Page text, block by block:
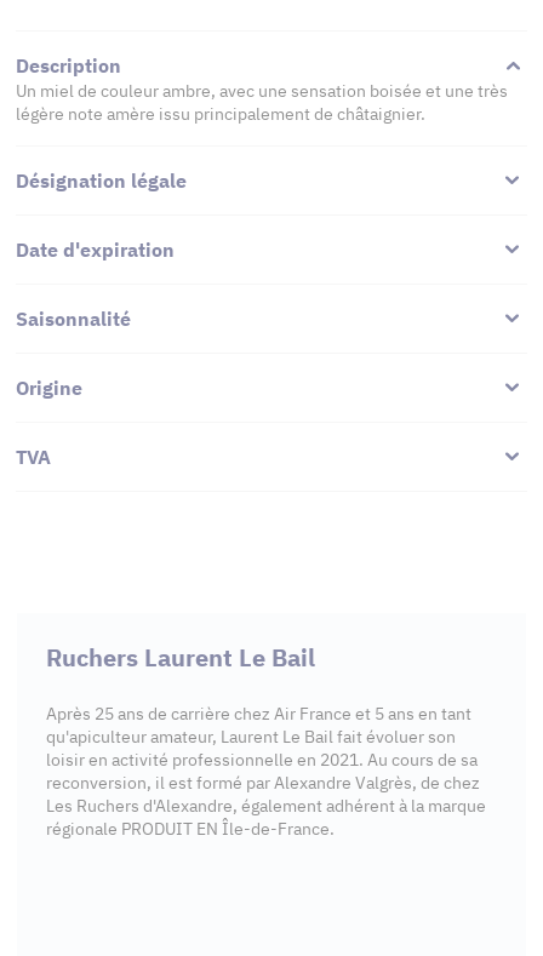
Description
Un miel de couleur ambre, avec une sensation boisée et une très
légère note amère issu principalement de châtaignier.
Désignation légale
Date d'expiration
Saisonnalité
Origine
TVA
Ruchers Laurent Le Bail
Après 25 ans de carrière chez Air France et 5 ans en tant
qu'apiculteur amateur, Laurent Le Bail fait évoluer son
loisir en activité professionnelle en 2021. Au cours de sa
reconversion, il est formé par Alexandre Valgrès, de chez
Les Ruchers d'Alexandre, également adhérent à la marque
régionale PRODUIT EN Île-de-France.